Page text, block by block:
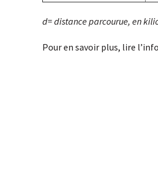
d= distance parcourue, en
Pour en savoir plus, lire